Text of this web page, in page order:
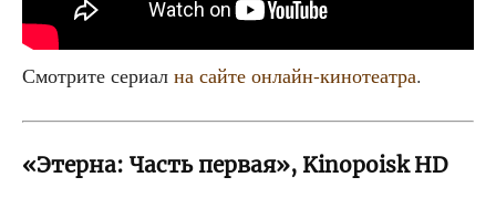
Смот­ри­те сери­ал на сай­те онлайн-кино­те­ат­ра.
«Этерна: Часть первая», Kinopoisk HD